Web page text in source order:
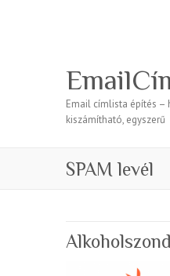
Email címlista építés –
kiszámítható, egyszerű
SPAM levél